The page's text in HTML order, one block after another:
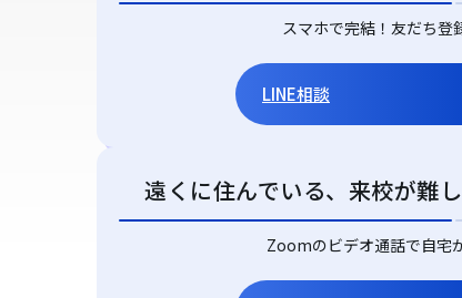
スマホで完結！友だち登
LINE相談
遠くに住んでいる、来校が難
Zoomのビデオ通話で自宅